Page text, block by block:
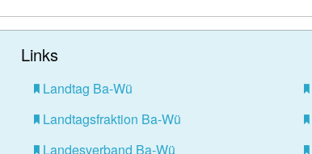
Links
Landtag Ba-Wü
Landtagsfraktion Ba-Wü
Landesverband Ba-Wü